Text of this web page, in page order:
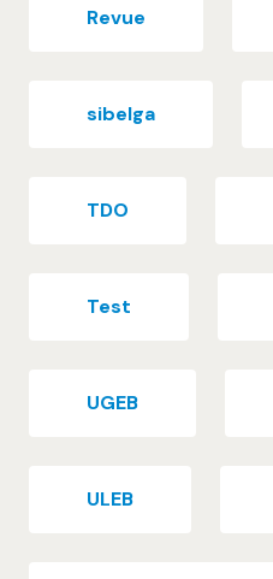
Revue
sibelga
TDO
Test
UGEB
ULEB